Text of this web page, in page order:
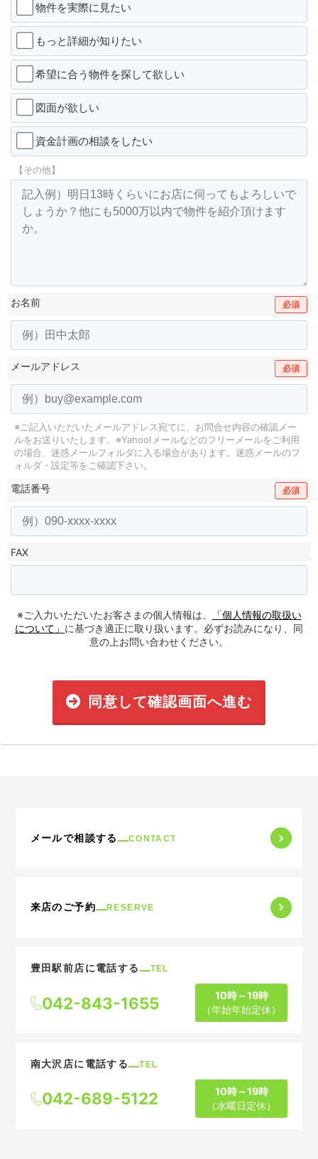
物件を実際に見たい
もっと詳細が知りたい
希望に合う物件を探して欲しい
図面が欲しい
資金計画の相談をしたい
【その他】
お名前 必須
メールアドレス 必須
※ご記入いただいたメールアドレス宛てに、お問合せ内容の確認メー
ルをお送りいたします。 ※Yahoo!メールなどのフリーメールをご利用
の場合、迷惑メールフォルダに入る場合があります。 迷惑メールのフ
ォルダ・設定等をご確認下さい。
電話番号 必須
FAX
※ご入力いただいたお客さまの個人情報は、
「個人情報の取扱い
について」 に基づき適正に取り扱います。必ずお読みになり、同
意の上お問い合わせください。
同意して確認画面へ進む
メールで相談する CONTACT
来店のご予約 RESERVE
豊田駅前店に電話する TEL
042-843-1655
10時～19時
（年始年始定休）
南大沢店に電話する TEL
042-689-5122
10時～19時
（水曜日定休）